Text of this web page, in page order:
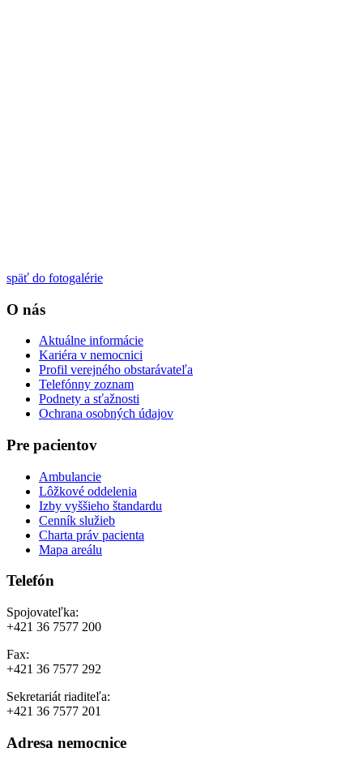
späť do fotogalérie
O nás
Aktuálne informácie
Kariéra v nemocnici
Profil verejného obstarávateľa
Telefónny zoznam
Podnety a sťažnosti
Ochrana osobných údajov
Pre pacientov
Ambulancie
Lôžkové oddelenia
Izby vyššieho štandardu
Cenník služieb
Charta práv pacienta
Mapa areálu
Telefón
Spojovateľka:
+421 36 7577 200
Fax:
+421 36 7577 292
Sekretariát riaditeľa:
+421 36 7577 201
Adresa nemocnice